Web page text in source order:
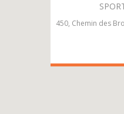
450, Chemin des